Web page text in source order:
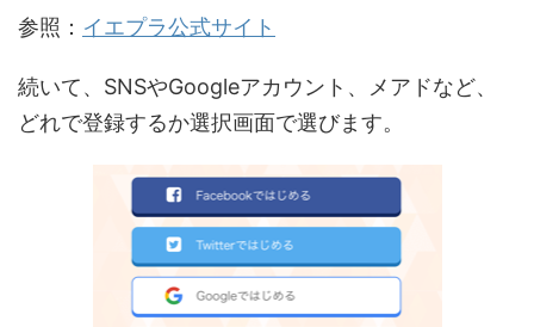
参照： イエプラ公式サイト
続いて、SNSやGoogleアカウント、メアドなど、
どれで登録するか選択画面で選びます。